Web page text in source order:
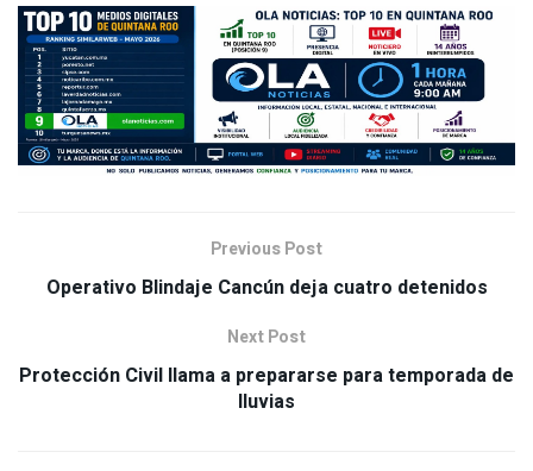
Previous Post
Operativo Blindaje Cancún deja cuatro detenidos
Next Post
Protección Civil llama a prepararse para temporada de
lluvias